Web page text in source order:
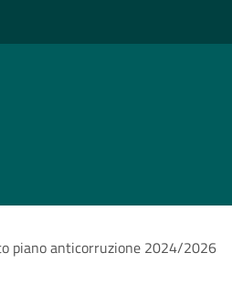
piano anticorruzione 2024/2026